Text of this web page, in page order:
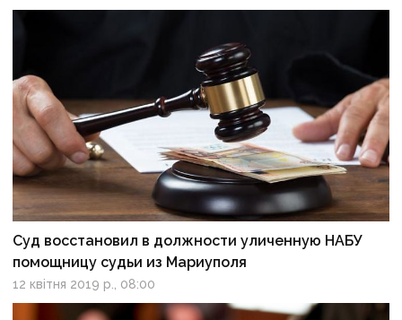
Суд восстановил в должности уличенную НАБУ
помощницу судьи из Мариуполя
12 квітня 2019 р., 08:00